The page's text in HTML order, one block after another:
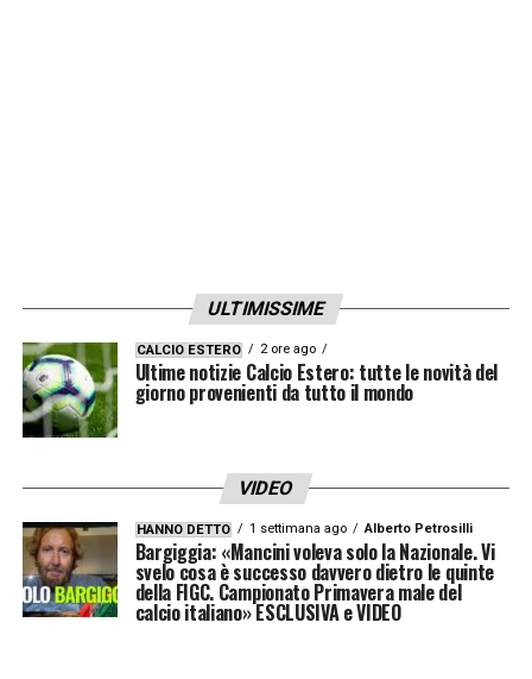
ULTIMISSIME
CALCIO ESTERO 2 ore ago
Ultime notizie Calcio Estero: tutte le novità del
giorno provenienti da tutto il mondo
VIDEO
HANNO DETTO 1 settimana ago Alberto Petrosilli
Bargiggia: «Mancini voleva solo la Nazionale. Vi
svelo cosa è successo davvero dietro le quinte
della FIGC. Campionato Primavera male del
calcio italiano» ESCLUSIVA e VIDEO